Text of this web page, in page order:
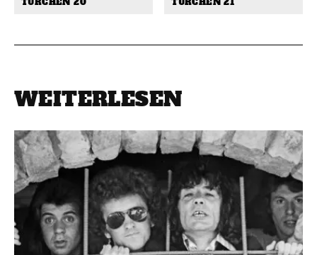
TÜRCHEN 20
TÜRCHEN 21
WEITERLESEN